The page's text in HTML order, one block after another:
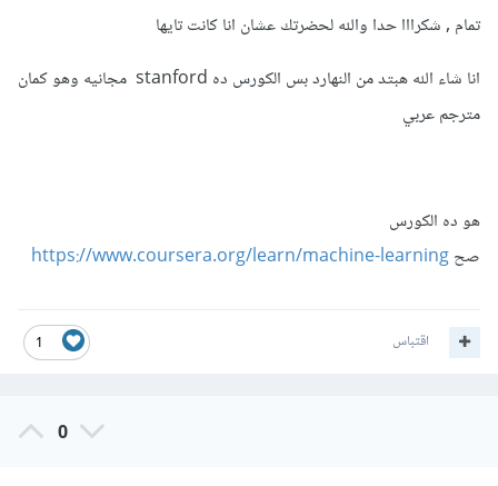
تمام , شكرااا حدا والله لحضرتك عشان انا كانت تايها
انا شاء الله هبتد من النهارد بس الكورس ده stanford مجانيه وهو كمان
مترجم عربي
هو ده الكورس
صحhttps://www.coursera.org/learn/machine-learning
1 اقتباس
0